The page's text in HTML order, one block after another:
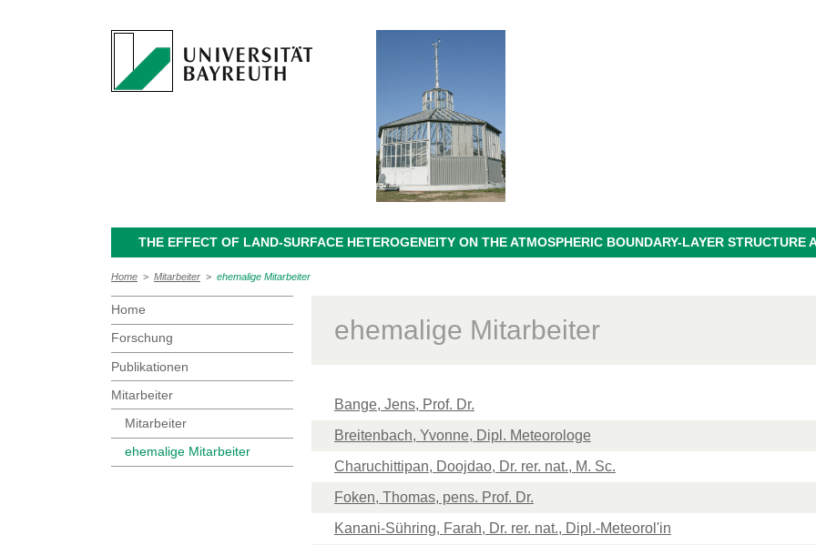
THE EFFECT OF LAND-SURFACE HETEROGENEITY ON THE ATMOSPHERIC BOUNDARY-LAYER STRUCTURE
Home > Mitarbeiter > ehemalige Mitarbeiter
Home
Forschung
Publikationen
Mitarbeiter
Mitarbeiter
ehemalige Mitarbeiter
ehemalige Mitarbeiter
Bange, Jens, Prof. Dr.
Breitenbach, Yvonne, Dipl. Meteorologe
Charuchittipan, Doojdao, Dr. rer. nat., M. Sc.
Foken, Thomas, pens. Prof. Dr.
Kanani-Sühring, Farah, Dr. rer. nat., Dipl.-Meteorol'in